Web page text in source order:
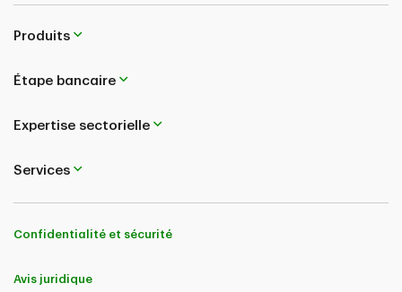
Produits
Étape bancaire
Expertise sectorielle
Services
Confidentialité et sécurité
Avis juridique